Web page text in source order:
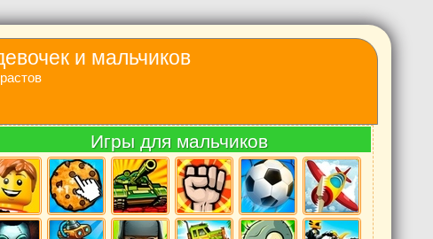
и мальчиков
Игры для мальчиков